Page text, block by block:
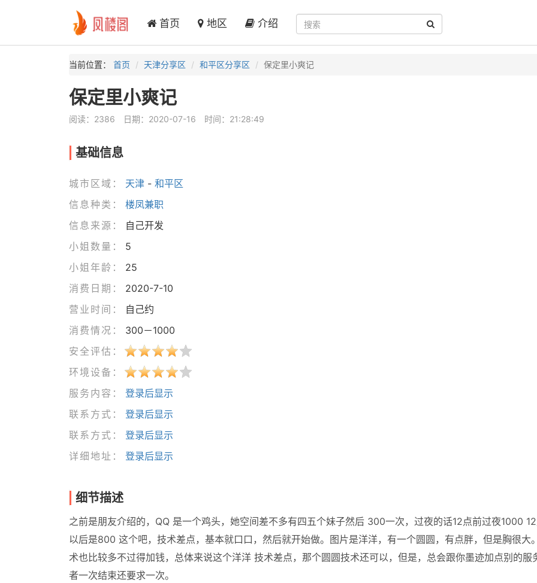
首页 地区 介绍
当前位置： 首页 天津分享区 和平区分享区 保定里小爽记
保定里小爽记
阅读：2386 日期：2020-07-16 时间：21:28:49
基础信息
城市区域： 天津- 和平区
信息种类：
楼凤兼职
信息来源：
自己开发
小姐数量：
5
小姐年龄：
25
消费日期：
2020-7-10
营业时间：
自己约
消费情况：
300－1000
安全评估：
环境设备：
服务内容：
登录后显示
联系方式：
登录后显示
联系方式：
登录后显示
详细地址：
登录后显示
细节描述
之前是朋友介绍的，QQ 是一个鸡头，她空间差不多有四五个妹子然后 300一次，过夜的话12点前过夜1000
以后是800 这个吧，技术差点，基本就口口，然后就开始做。图片是洋洋，有一个圆圆，有点胖，但是胸很大
术也比较多不过得加钱，总体来说这个洋洋 技术差点，那个圆圆技术还可以，但是，总会跟你墨迹加点别的服
者一次结束还要求一次。